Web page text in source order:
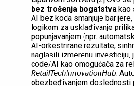
bez trošenja bogatstva kao
AI bez koda smanjuje
logikom za usklađivanje
popunjavanjem (npr.
AI-orkestrirane rezultate,
naglasili izmerenu investiciju,
code/AI kao omogućača za
RetailTechInnovationHub.
obezbeđivanjem doslednosti